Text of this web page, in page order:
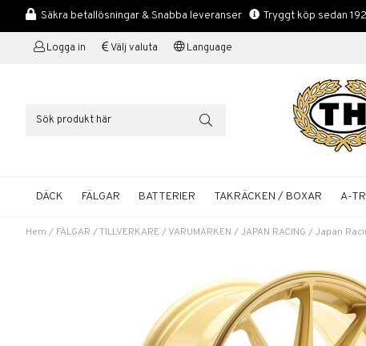
Säkra betallösningar & Snabba leveranser Tryggt köp sedan
Logga in Välj valuta Language
DÄCK FÄLGAR BATTERIER TAKRÄCKEN / BOXAR A-
Hem / FÄLGAR /TILLVERKARE / VARUMÄRKEN /JAPAN RACING /Japan